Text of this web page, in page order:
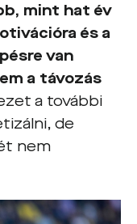
mint hat év
és a
van
a távozás
a további
de
nem